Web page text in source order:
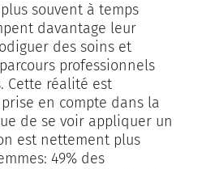
souvent à temps
davantage leur
des soins et
professionnels
Cette réalité est
en compte dans la
de se voir appliquer un
est nettement plus
49% des